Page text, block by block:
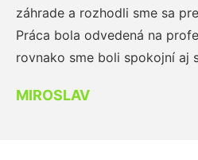
záhrade a rozhodli sme sa
Práca bola odvedená na
rovnako sme boli spokojní aj
MIROSLAV